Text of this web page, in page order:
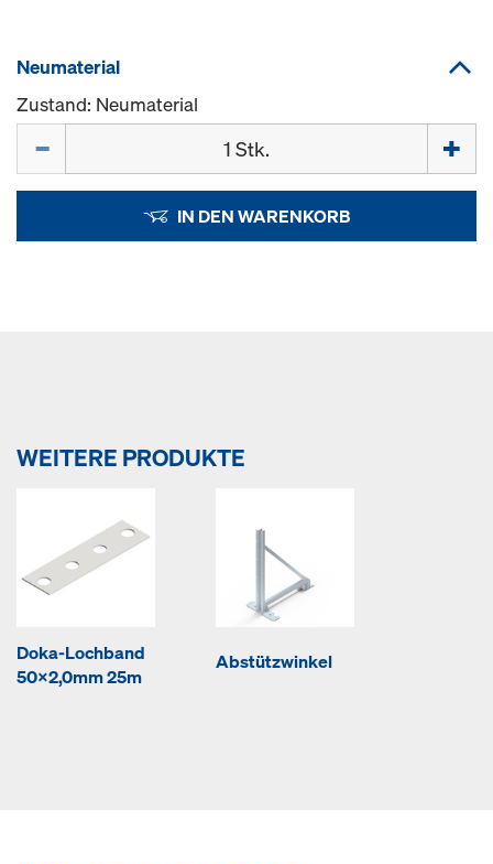
Neumaterial
Zustand: Neumaterial
IN DEN WARENKORB
WEITERE PRODUKTE
Doka-Lochband
50x2,0mm 25m
Abstützwinkel